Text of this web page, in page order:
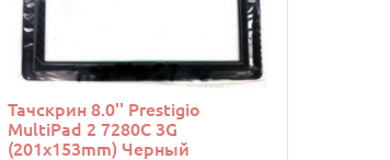
Тачскрин 8.0'' Prestigio
MultiPad 2 7280C 3G
(201х153mm) Черный